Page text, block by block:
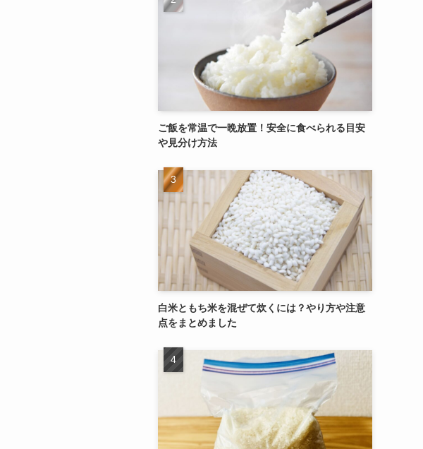
ご飯を常温で一晩放置！安全に食べられる目安
や見分け方法
白米ともち米を混ぜて炊くには？やり方や注意
点をまとめました